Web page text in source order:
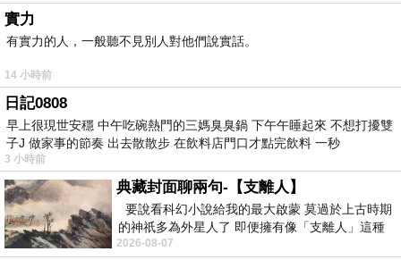
實力
有實力的人，一般聽不見別人對他們說實話。
14 小時前
日記0808
早上很現世安穩 中午吃碗熱門的三媽臭臭鍋 下午午睡起來 不想打擾雙
子J 做家事的節奏 出去散散步 在飲料店門口才點完飲料 一秒
3 小時前
典藏封面聊兩句-【支離人】
要說看科幻小說給我的最大啟蒙 莫過於上古時期
的神祇多為外星人了 即便擁有像「支離人」這種
驚世駭俗的神通法門 也未必讀
2026-08-07